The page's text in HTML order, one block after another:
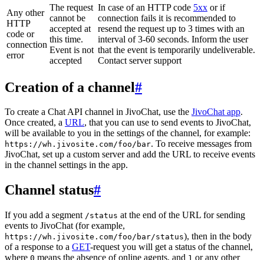
Any other
HTTP
code or
connection
error
The request
cannot be
accepted at
this time.
Event is not
accepted
In case of an HTTP code 5xx or if
connection fails it is recommended to
resend the request up to 3 times with an
interval of 3-60 seconds. Inform the user
that the event is temporarily undeliverable.
Contact server support
Creation of a channel#
To create a Chat API channel in JivoChat, use the JivoChat app.
Once created, a URL, that you can use to send events to JivoChat,
will be available to you in the settings of the channel, for example:
https://wh.jivosite.com/foo/bar. To receive messages from
JivoChat, set up a custom server and add the URL to receive events
in the channel settings in the app.
Channel status#
If you add a segment /status at the end of the URL for sending
events to JivoChat (for example,
https://wh.jivosite.com/foo/bar/status), then in the body
of a response to a GET-request you will get a status of the channel,
where 0 means the absence of online agents, and 1 or any other